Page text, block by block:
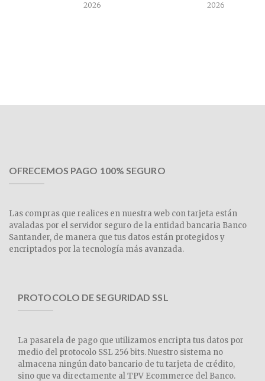
2026
2026
OFRECEMOS PAGO 100% SEGURO
Las compras que realices en nuestra web con tarjeta están
avaladas por el servidor seguro de la entidad bancaria Banco
Santander, de manera que tus datos están protegidos y
encriptados por la tecnología más avanzada.
PROTOCOLO DE SEGURIDAD SSL
La pasarela de pago que utilizamos encripta tus datos por
medio del protocolo SSL 256 bits. Nuestro sistema no
almacena ningún dato bancario de tu tarjeta de crédito,
sino que va directamente al TPV Ecommerce del Banco.